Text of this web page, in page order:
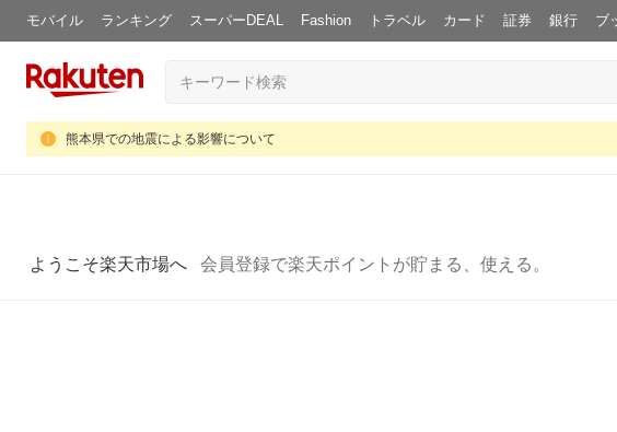
モバイル ランキング スーパーDEAL Fashion トラベル カード 証券 銀行 ブ
熊本県での地震による影響について
ようこそ楽天市場へ 会員登録で楽天ポイントが貯まる、使える。